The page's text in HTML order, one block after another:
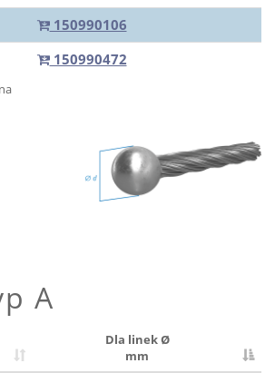
150990106
150990472
A
Dla linek Ø
mm